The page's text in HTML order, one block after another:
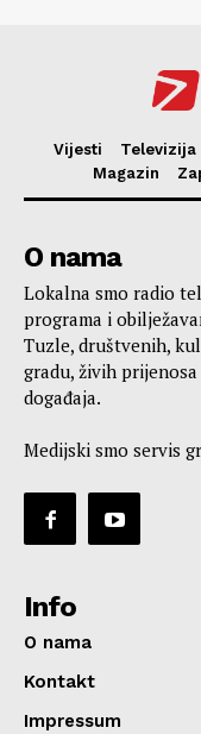
Vijesti Televizija
Magazin
O nama
Lokalna smo radio
programa i
Tuzle, društvenih,
gradu, živih
događaja.
Medijski smo servis
Info
O nama
Kontakt
Impressum